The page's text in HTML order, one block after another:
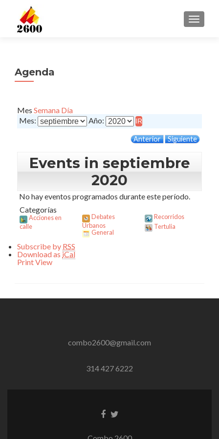
Agenda
Mes Semana Día
Mes:
Año:
Anterior Siguiente
Events in septiembre
2020
No hay eventos programados durante este período.
Categorías
Acciones en
calle
Debates
Urbanos
General
Recorridos
Tertulia
Subscribe by RSS
Download as iCal
PrintView
combo2600@gmail.com
314 427 6222
EnlaceEnlace